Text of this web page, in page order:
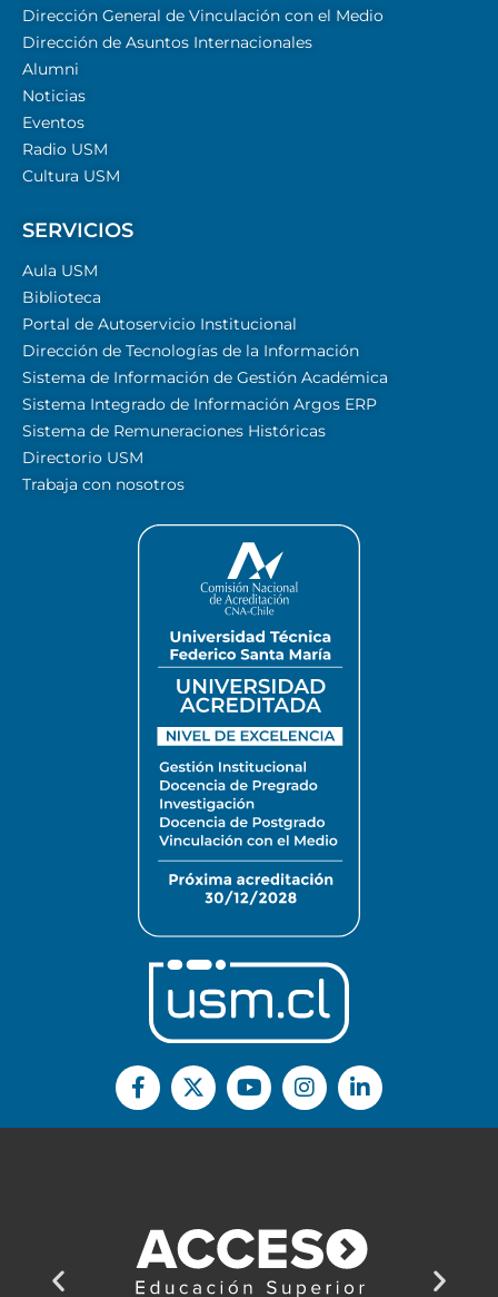
Dirección General de Vinculación con el Medio
Dirección de Asuntos Internacionales
Alumni
Noticias
Eventos
Radio USM
Cultura USM
SERVICIOS
Aula USM
Biblioteca
Portal de Autoservicio Institucional
Dirección de Tecnologías de la Información
Sistema de Información de Gestión Académica
Sistema Integrado de Información Argos ERP
Sistema de Remuneraciones Históricas
Directorio USM
Trabaja con nosotros